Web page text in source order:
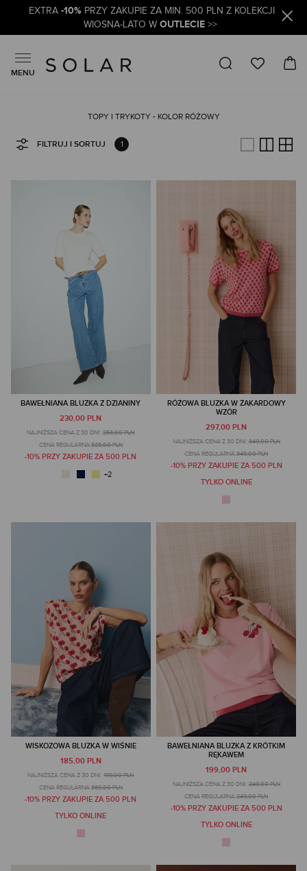
EXTRA -10% PRZY ZAKUPIE ZA MIN. 500 PLN Z KOLEKCJI
WIOSNA-LATO W OUTLECIE>>
MENU
TOPY I TRYKOTY - KOLOR RÓŻOWY
FILTRUJ I SORTUJ 1
BAWEŁNIANA BLUZKA Z DZIANINY
230,00 PLN
NAJNIŻSZA CENA Z 30 DNI: 263,00 PLN
CENA REGULARNA:329,00 PLN
-10% PRZY ZAKUPIE ZA 500 PLN
RÓŻOWA BLUZKA W ŻAKARDOWY
WZÓR
297,00 PLN
NAJNIŻSZA CENA Z 30 DNI: 349,00 PLN
CENA REGULARNA:349,00 PLN
-10% PRZY ZAKUPIE ZA 500 PLN
TYLKO ONLINE
WISKOZOWA BLUZKA W WIŚNIE
185,00 PLN
NAJNIŻSZA CENA Z 30 DNI: 199,00 PLN
CENA REGULARNA:369,00 PLN
-10% PRZY ZAKUPIE ZA 500 PLN
TYLKO ONLINE
BAWEŁNIANA BLUZKA Z KRÓTKIM
RĘKAWEM
199,00 PLN
NAJNIŻSZA CENA Z 30 DNI: 249,00 PLN
CENA REGULARNA:249,00 PLN
-10% PRZY ZAKUPIE ZA 500 PLN
TYLKO ONLINE